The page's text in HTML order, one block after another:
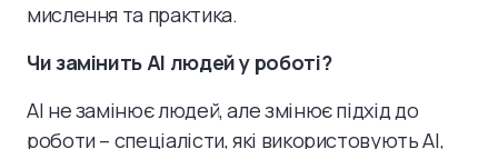
мислення та практика.
Чи замінить AI людей у роботі?
AI не замінює людей, але змінює підхід до
роботи – спеціалісти, які використовують AI,